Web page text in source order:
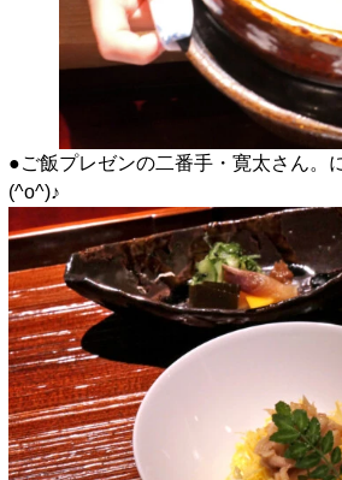
●ご飯プレゼンの二番手・寛太さん。
(^o^)♪